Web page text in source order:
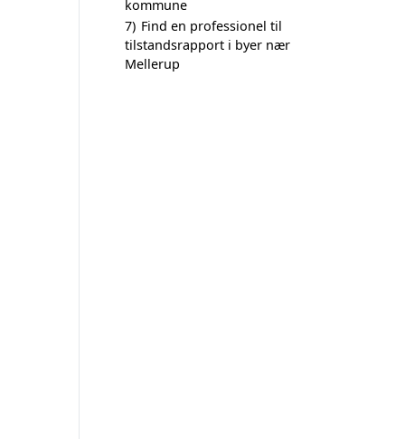
kommune
7) Find en professionel til
tilstandsrapport i byer nær
Mellerup